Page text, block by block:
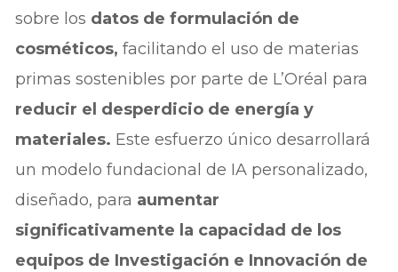
sobre los datos de formulación de
cosméticos,facilitando el uso de materias
primas sostenibles por parte de L’Oréal para
reducir el desperdicio de energía y
materiales. Este esfuerzo único desarrollará
un modelo fundacional de IA personalizado,
diseñado, para aumentar
significativamente la capacidad de los
equipos de Investigación e Innovación de